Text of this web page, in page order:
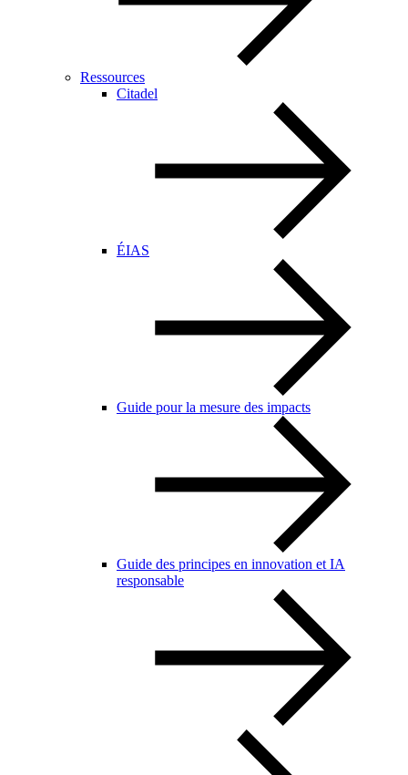
Ressources
Citadel
ÉIAS
Guide pour la mesure des impacts
Guide des principes en innovation et IA
responsable